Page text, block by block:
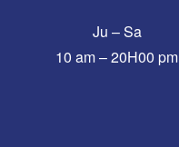
Ju – Sa
10 am – 20H00 pm